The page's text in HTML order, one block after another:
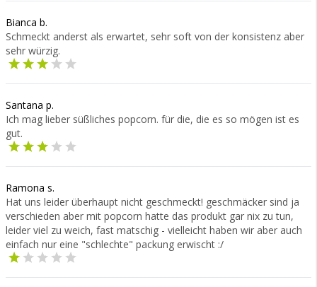
Bianca b.
Schmeckt anderst als erwartet, sehr soft von der konsistenz aber
sehr würzig.
Santana p.
Ich mag lieber süßliches popcorn. für die, die es so mögen ist es
gut.
Ramona s.
Hat uns leider überhaupt nicht geschmeckt! geschmäcker sind ja
verschieden aber mit popcorn hatte das produkt gar nix zu tun,
leider viel zu weich, fast matschig - vielleicht haben wir aber auch
einfach nur eine "schlechte" packung erwischt :/